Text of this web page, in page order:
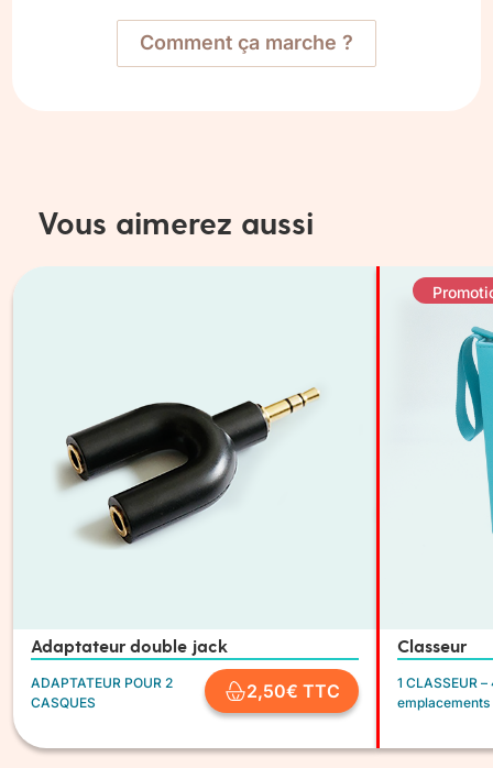
Comment ça marche ?
Vous aimerez aussi
Adaptateur double jack
ADAPTATEUR POUR 2
CASQUES
2,50€ TTC
Classeur
1 CLASSEUR
emplacements